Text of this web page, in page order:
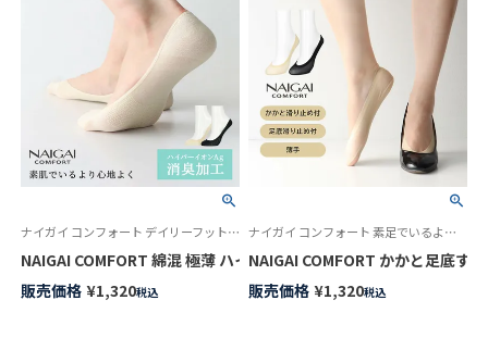
ナイガイ コンフォート デイリーフットケア 綿混素材 薄手 カバーソックス 素足でいるより気持ち良い
販売価格 ¥1,320税込
ナイガイ コンフォート 素足でいるより心地よく 履き口のごろつきが気になる時に ソックス 婦人 靴下
NAIGAI COMFORT かかと足底す
販売価格 ¥1,320税込